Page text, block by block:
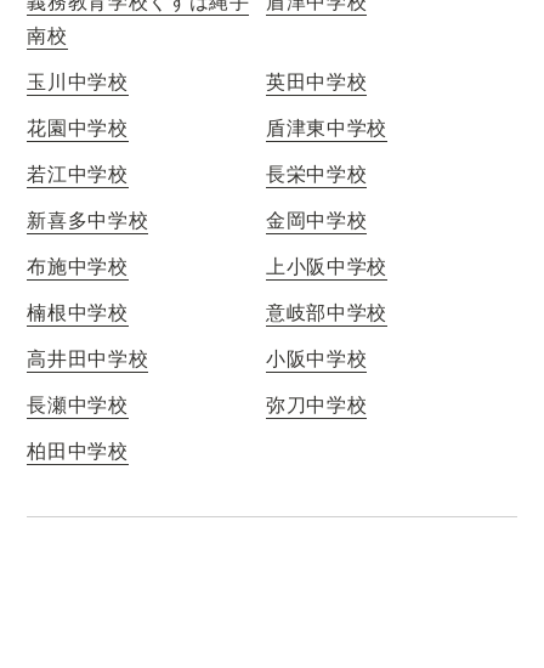
南校
玉川中学校
英田中学校
花園中学校
盾津東中学校
若江中学校
長栄中学校
新喜多中学校
金岡中学校
布施中学校
上小阪中学校
楠根中学校
意岐部中学校
高井田中学校
小阪中学校
長瀬中学校
弥刀中学校
柏田中学校